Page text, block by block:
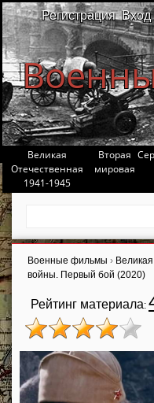
Регистрация Вход
Великая
Отечественная
1941-1945
Вторая
мировая
Военные фильмы ›
войны. Первый бой (2020)
Рейтинг материала: